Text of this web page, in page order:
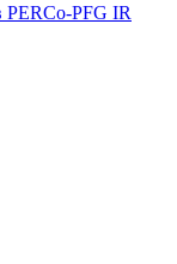
PERCo-PFG IR